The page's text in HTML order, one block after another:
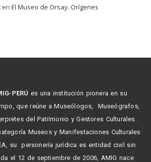
enEl Museo de Orsay. Orígenes
PERÚ es una institución pionera en su
que reúne a Museólogos, Museógrafos,
del Patrimonio y Gestores Culturales.
Museos y Manifestaciones Culturales
su personería jurídica es entidad civil sin
el 12 de septiembre de 2006, AMIG nace